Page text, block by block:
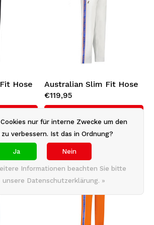
Hose
Australian Slim Fit Hose
mit Orange
Seitenstreifen 3.0
(White)
€119,95
nur für interne Zwecke um den
zu verbessern. Ist das in Ordnung?
Ja Nein
Informationen beachten Sie bitte
unsere Datenschutzerklärung. »